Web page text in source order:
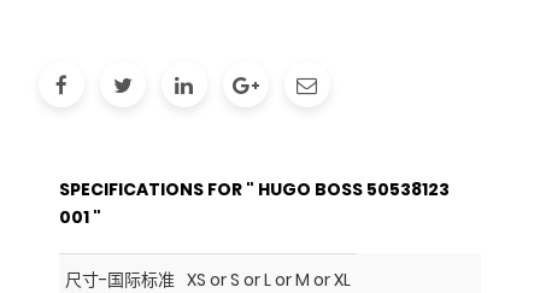
SPECIFICATIONS FOR " HUGO BOSS 50538123
001 "
尺寸-国际标准 XS or S or L or M or XL